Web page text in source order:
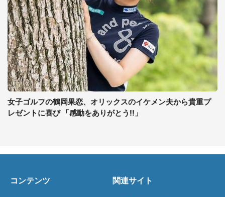
女子ゴルフの鶴岡果恋、オリックスのイケメン夫から貴重プ
レゼントに喜び 「感動をありがとう!!」
コンテンツ 関連サイト